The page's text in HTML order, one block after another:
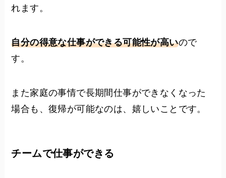
れます。
自分の得意な仕事ができる可能性が高いので
す。
また家庭の事情で長期間仕事ができなくなった
場合も、復帰が可能なのは、嬉しいことです。
チームで仕事ができる